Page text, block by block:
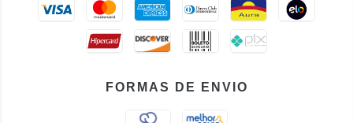
FORMAS DE ENVIO